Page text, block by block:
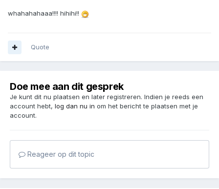
whahahahaaa!!!! hihihi!!
Quote
Doe mee aan dit gesprek
Je kunt dit nu plaatsen en later registreren. Indien je reeds een
account hebt, log dan nu in om het bericht te plaatsen met je
account.
Reageer op dit topic